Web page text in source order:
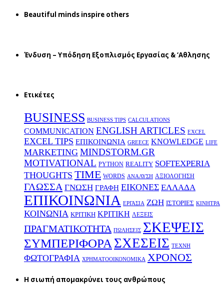
Beautiful minds inspire others
Ένδυση – Υπόδηση Εξοπλισμός Εργασίας & ‘Aθλησης
Ετικέτες
BUSINESS BUSINESS TIPS CALCULATIONS
COMMUNICATION ENGLISH ARTICLES EXCEL
EXCEL TIPS EΠΙΚΟΙΝΩΝΙΑ GREECE KNOWLEDGE LIFE
MARKETING MINDSTORM.GR
MOTIVATIONAL PYTHON REALITY SOFTEXPERIA
THOUGHTS TIME WORDS ΑΝΑΛΥΣΗ ΑΞΙΟΛΟΓΗΣΗ
ΓΛΩΣΣΑ ΓΝΩΣΗ ΓΡΑΦΗ ΕΙΚΟΝΕΣ ΕΛΛΑΔΑ
ΕΠΙΚΟΙΝΩΝΙΑ ΕΡΓΑΣΙΑ ΖΩΗ ΙΣΤΟΡΙΕΣ ΚΙΝΗΤΡΑ
ΚΟΙΝΩΝΙΑ ΚΡΙΤΙΚΗ ΚΡΙΤΙΚΗ ΛΕΞΕΙΣ
ΠΡΑΓΜΑΤΙΚΟΤΗΤΑ ΠΩΛΗΣΕΙΣ ΣΚΕΨΕΙΣ
ΣΥΜΠΕΡΙΦΟΡΑΣΧΕΣΕΙΣ ΤΕΧΝΗ
ΦΩΤΟΓΡΑΦΙΑ ΧΡΗΜΑΤΟΟΙΚΟΝΟΜΙΚΑ ΧΡΟΝΟΣ
H σιωπή απομακρύνει τους ανθρώπους